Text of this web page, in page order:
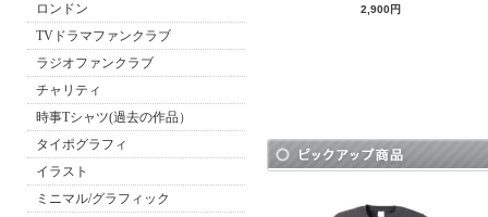
ロンドン
TVドラマファンクラブ
ラジオファンクラブ
チャリティ
時事Tシャツ(過去の作品）
タイポグラフィ
イラスト
ミニマル/グラフィック
2,900円